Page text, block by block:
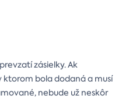
zásielky. Ak
ktorom bola dodaná a musí
nebude už neskôr